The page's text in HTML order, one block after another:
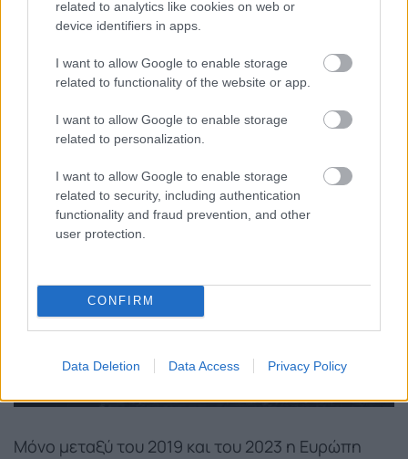
related to analytics like cookies on web or
device identifiers in apps.
I want to allow Google to enable storage
related to functionality of the website or app.
I want to allow Google to enable storage
related to personalization.
I want to allow Google to enable storage
related to security, including authentication
functionality and fraud prevention, and other
user protection.
CONFIRM
Data Deletion Data Access Privacy Policy
αποβιομηχανοποίησης της Ευρώπης.
Το φάντασμα της
αποβιομηχανοποίησης, οι δίκαιες
αντιδράσεις της κοινωνίας και η
καινοτομία που ακόμη αναζητείται
Μόνο μεταξύ του 2019 και του 2023 η Ευρώπη